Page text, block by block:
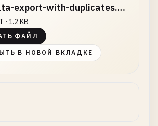
data-export-with-duplicates.txt
· 1.2 KB
ФАЙЛ
В НОВОЙ ВКЛАДКЕ